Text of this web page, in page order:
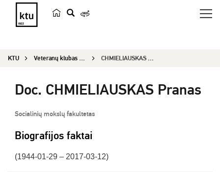
e
k
a
KTU Veteranų klubas „Emeritus“ CHMIELIAUSKAS Pranas
Doc. CHMIELIAUSKAS Pranas
Socialinių mokslų fakultetas
Biografijos faktai
(1944-01-29 – 2017-03-12)